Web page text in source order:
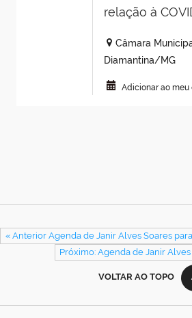
relação à
Câmara
Diamantina/MG
Adicionar ao meu
« Anterior Agenda de Janir Alves Soares
Próximo: Agenda de Janir
VOLTAR AO TOPO